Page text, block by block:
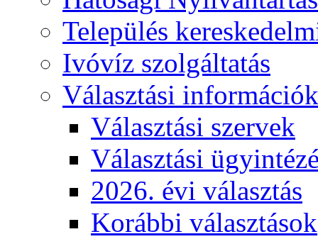
Település
Ivóvíz szolgáltatás
Választási információk
Választási szervek
Választási
2026. évi választás
Korábbi választások